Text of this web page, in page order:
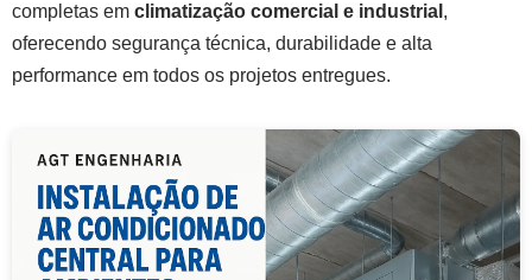
completas em climatização comercial e industrial ,
oferecendo segurança técnica, durabilidade e alta
performance em todos os projetos entregues.